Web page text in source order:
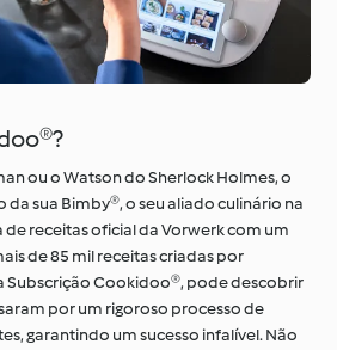
ou o Watson do Sherlock Holmes, o
sua Bimby®, o seu aliado culinário na
de receitas oficial da Vorwerk com um
de 85 mil receitas criadas por
Subscrição Cookidoo®, pode descobrir
por um rigoroso processo de
garantindo um sucesso infalível. Não